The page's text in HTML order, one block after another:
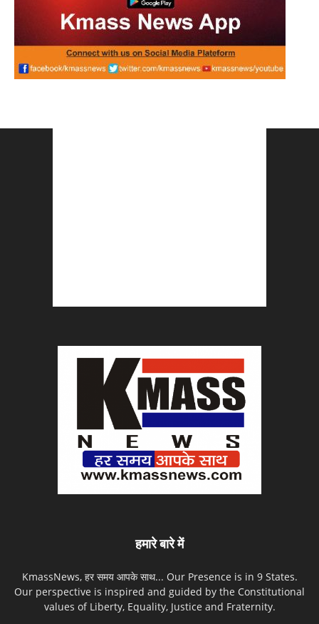
हमारे बारे में
KmassNews, हर समय आपके साथ... Our Presence is in 9 States.
Our perspective is inspired and guided by the Constitutional
values of Liberty, Equality, Justice and Fraternity.